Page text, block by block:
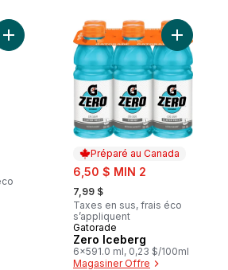
Ajouter Boisson sportive Cool Blue au
Préparé au Canada
sale:
6,50 $ MIN 2
, formerly:
7,99 $
Taxes en sus, frais éco
s’appliquent
Préparé au Canada
Gatorade
Zero Iceberg
6x591.0 ml, 0,23 $/100ml
Magasiner Offre
Ajouter